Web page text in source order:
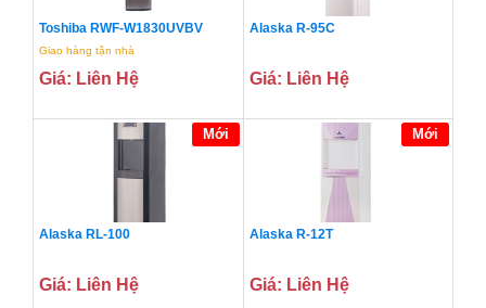
Toshiba RWF-W1830UVBV
Giao hàng tận nhà
Giá: Liên Hệ
Alaska R-95C
Giá: Liên Hệ
Mới
Alaska RL-100
Giá: Liên Hệ
Mới
Alaska R-12T
Giá: Liên Hệ